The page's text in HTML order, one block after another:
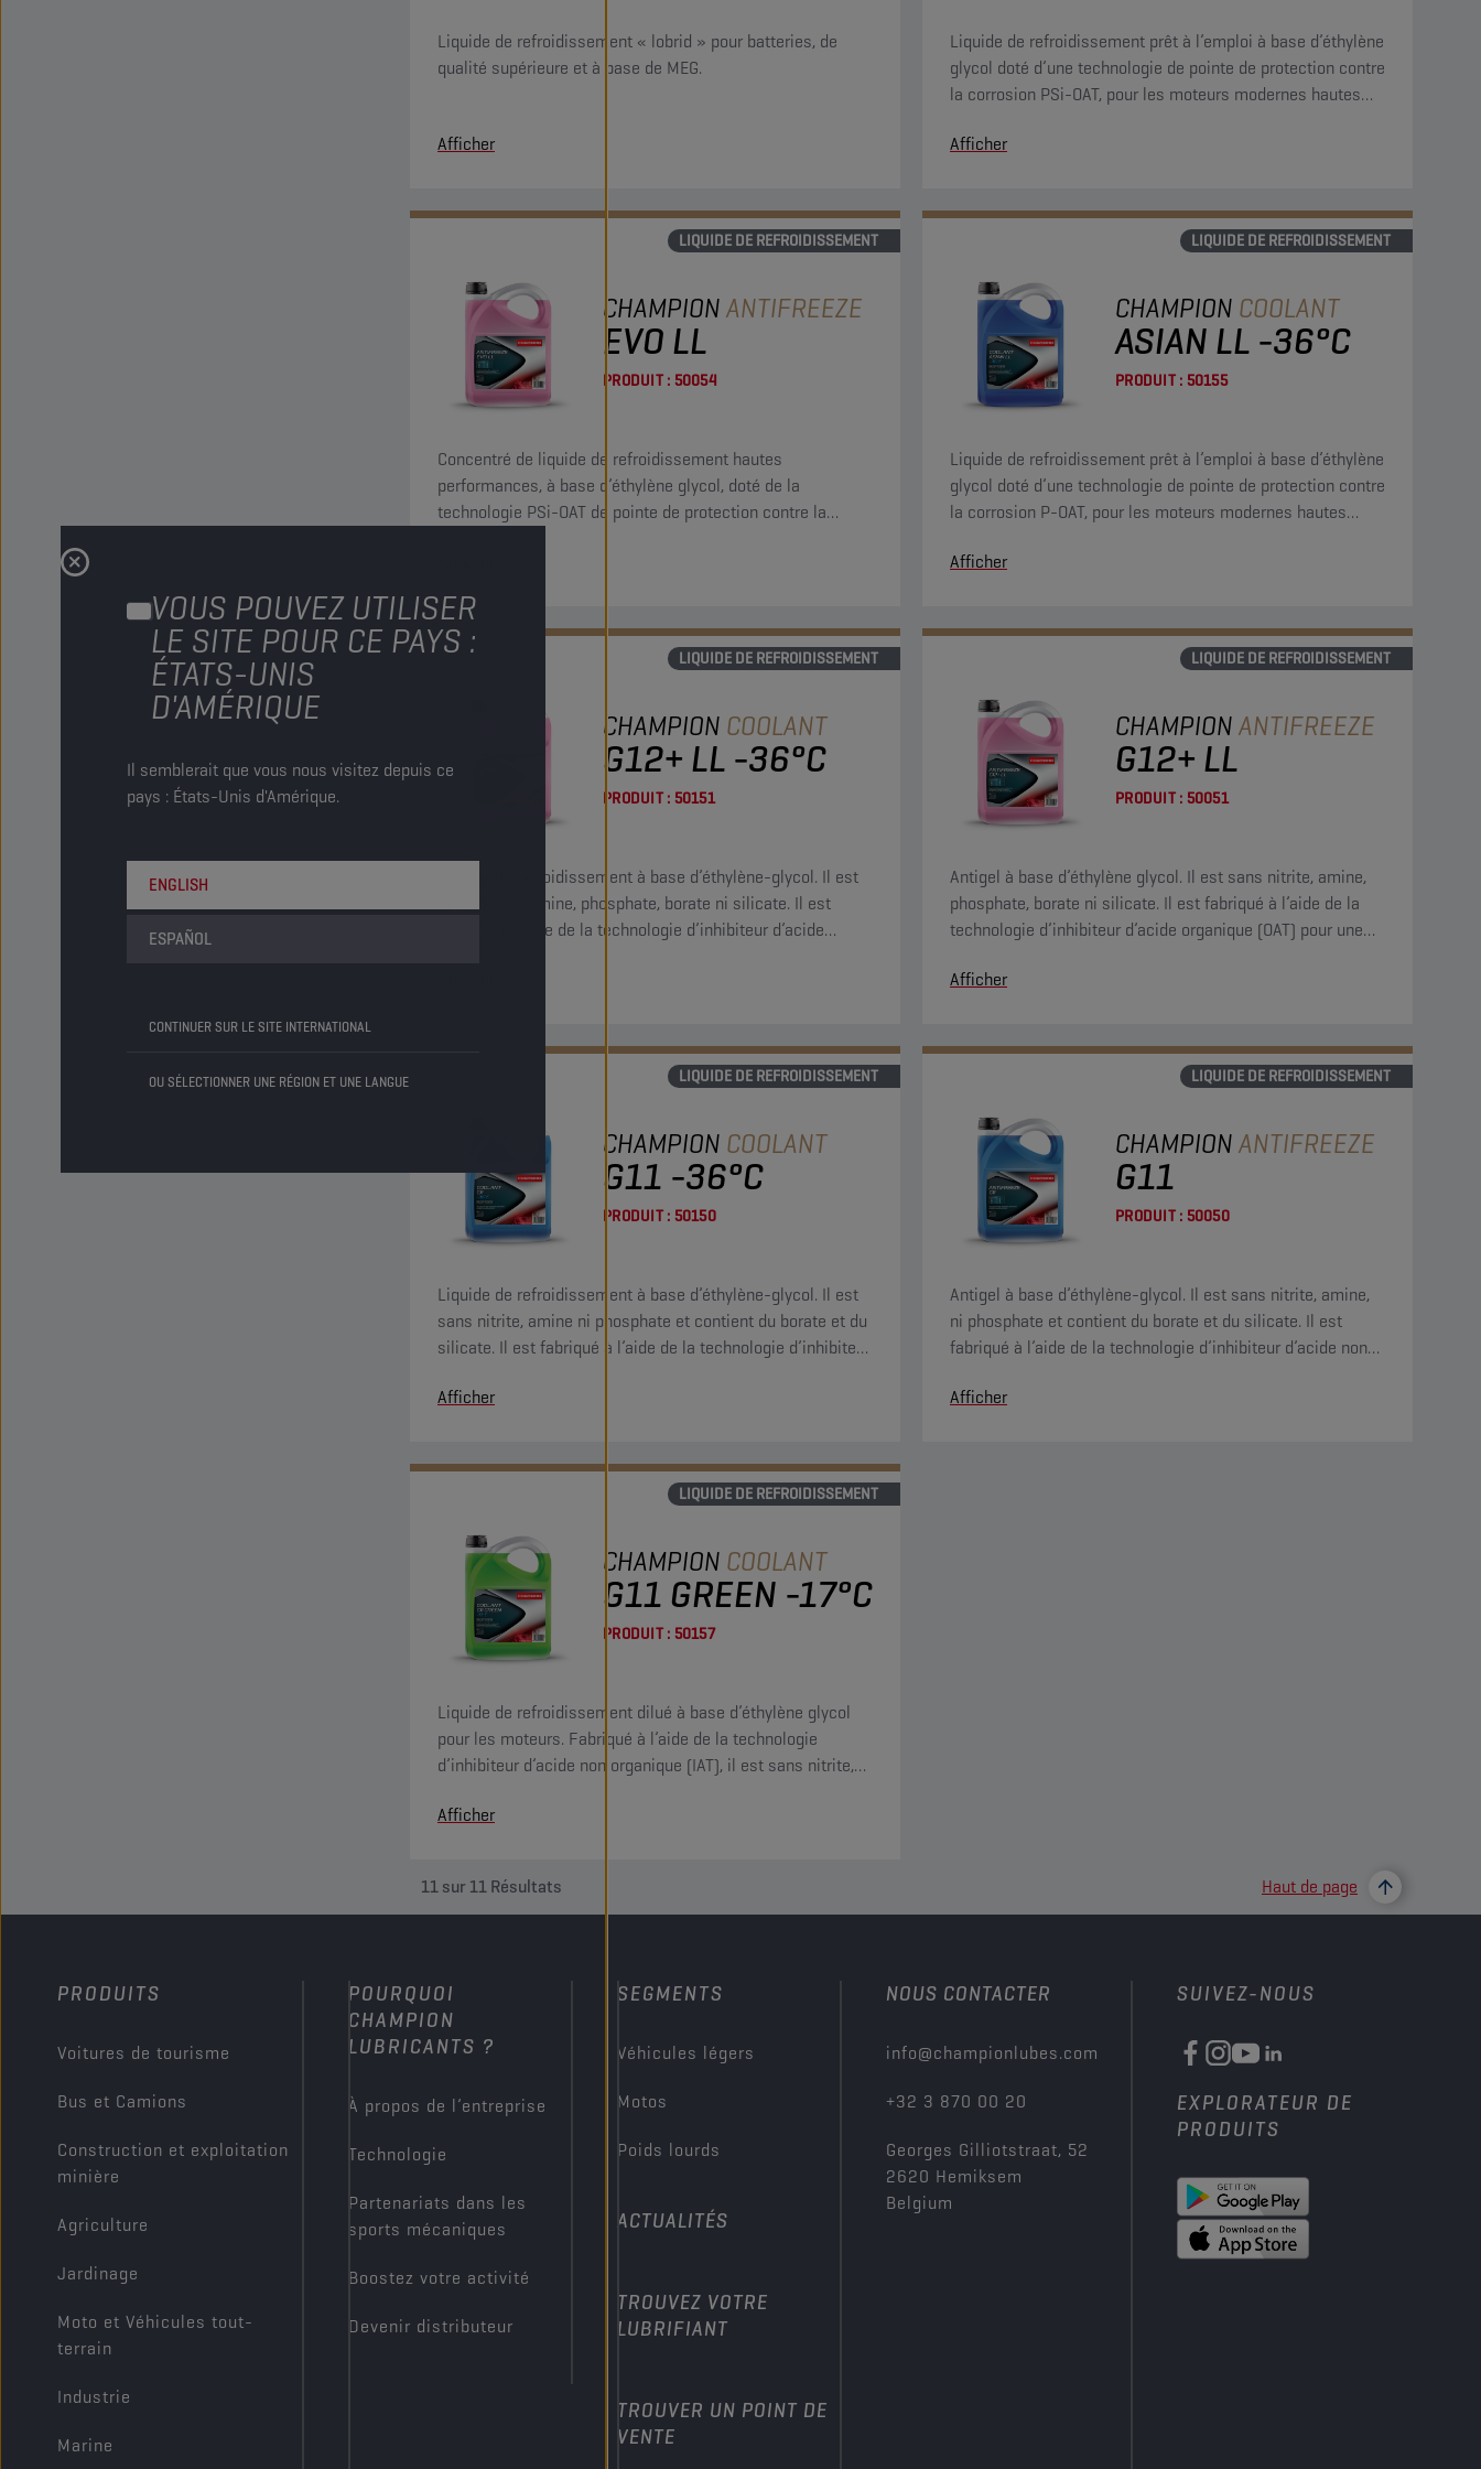
VOUS POUVEZ UTILISER
LE SITE POUR CE PAYS :
ÉTATS-UNIS
D'AMÉRIQUE
Il semblerait que vous nous visitez depuis ce
pays : États-Unis d'Amérique.
ENGLISH
ESPAÑOL
CONTINUER SUR LE SITE INTERNATIONAL
OU SÉLECTIONNER UNE RÉGION ET UNE LANGUE
Liquide de refroidissement « lobrid » pour batteries, de
qualité supérieure et à base de MEG.
Afficher
Liquide de refroidissement prêt à l’emploi à base d’éthylène
glycol doté d’une technologie de pointe de protection contre
la corrosion PSi-OAT, pour les moteurs modernes hautes
G12 evo peut être utilisé dans des applications G13, G12++,
Afficher
LIQUIDE DE REFROIDISSEMENT
CHAMPIONANTIFREEZE
EVO LL
PRODUIT : 50054
Concentré de liquide de refroidissement hautes
performances, à base d’éthylène glycol, doté de la
technologie PSi-OAT de pointe de protection contre la
être utilisé dans des applications G13, G12++, G12+ et G11.
LIQUIDE DE REFROIDISSEMENT
CHAMPION COOLANT
ASIAN LL -36°C
PRODUIT : 50155
Liquide de refroidissement prêt à l’emploi à base d’éthylène
glycol doté d’une technologie de pointe de protection contre
la corrosion P-OAT, pour les moteurs modernes hautes
Afficher
LIQUIDE DE REFROIDISSEMENT
CHAMPION COOLANT
G12+ LL -36°C
PRODUIT : 50151
Liquide de refroidissement à base d’éthylène-glycol. Il est
sans nitrite, amine, phosphate, borate ni silicate. Il est
fabriqué à l’aide de la technologie d’inhibiteur d’acide
LIQUIDE DE REFROIDISSEMENT
CHAMPIONANTIFREEZE
G12+ LL
PRODUIT : 50051
Antigel à base d’éthylène glycol. Il est sans nitrite, amine,
phosphate, borate ni silicate. Il est fabriqué à l’aide de la
technologie d’inhibiteur d’acide organique (OAT) pour une
Afficher
LIQUIDE DE REFROIDISSEMENT
CHAMPION COOLANT
G11 -36°C
PRODUIT : 50150
Liquide de refroidissement à base d’éthylène-glycol. Il est
sans nitrite, amine ni phosphate et contient du borate et du
silicate. Il est fabriqué à l’aide de la technologie d’inhibiteur
du circuit de refroidissement.
Afficher
LIQUIDE DE REFROIDISSEMENT
CHAMPIONANTIFREEZE
G11
PRODUIT : 50050
Antigel à base d’éthylène-glycol. Il est sans nitrite, amine,
ni phosphate et contient du borate et du silicate. Il est
fabriqué à l’aide de la technologie d’inhibiteur d’acide non
de refroidissement.
Afficher
LIQUIDE DE REFROIDISSEMENT
CHAMPION COOLANT
G11 GREEN -17°C
PRODUIT : 50157
Liquide de refroidissement dilué à base d’éthylène glycol
pour les moteurs. Fabriqué à l’aide de la technologie
d’inhibiteur d’acide non organique (IAT), il est sans nitrite,
silicate.
Afficher
11sur11Résultats Haut de page
PRODUITS
Voitures de tourisme
Bus et Camions
Construction et exploitation
minière
Agriculture
Jardinage
Moto et Véhicules tout-
terrain
Industrie
Marine
POURQUOI
CHAMPION
LUBRICANTS ?
À propos de l’entreprise
Technologie
Partenariats dans les
sports mécaniques
Boostez votre activité
Devenir distributeur
SEGMENTS
Véhicules légers
Motos
Poids lourds
ACTUALITÉS
TROUVEZ VOTRE
LUBRIFIANT
TROUVER UN POINT DE
VENTE
NOUS CONTACTER
info@championlubes.com
+32 3 870 00 20
Georges Gilliotstraat, 52
2620 Hemiksem
Belgium
SUIVEZ-NOUS
EXPLORATEUR DE
PRODUITS